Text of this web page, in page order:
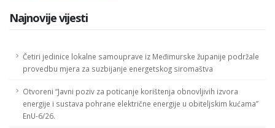
Najnovije vijesti
Četiri jedinice lokalne samouprave iz Međimurske županije podržale
provedbu mjera za suzbijanje energetskog siromaštva
Otvoreni “Javni poziv za poticanje korištenja obnovljivih izvora
energije i sustava pohrane električne energije u obiteljskim kućama”
EnU-6/26.